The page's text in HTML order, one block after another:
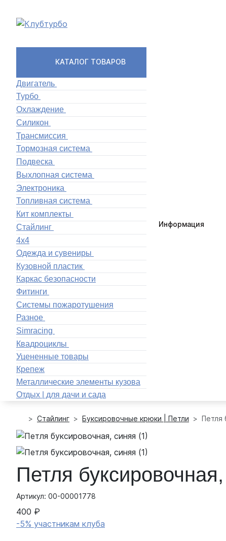
КАТАЛОГ ТОВАРОВ
Двигатель
Турбо
Охлаждение
Силикон
Трансмиссия
Тормозная система
Подвеска
Выхлопная система
Электроника
Топливная система
Кит комплекты
Стайлинг
4x4
Одежда и сувениры
Кузовной пластик
Каркас безопасности
Фитинги
Системы пожаротушения
Разное
Simracing
Квадроциклы
Уцененные товары
Крепеж
Металлические элементы кузова
Отдых | для дачи и сада
Информация
Стайлинг Буксировочные крюки | Петли Петля
Петля
Артикул: 00-00001778
400 ₽
-5% участникам клуба